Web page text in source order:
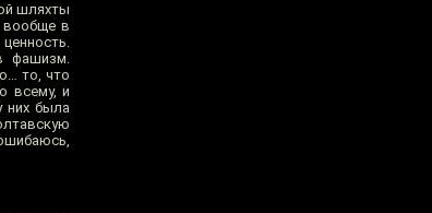
шляхты
вообще в
фашизм.
то, что
всему, и
них была